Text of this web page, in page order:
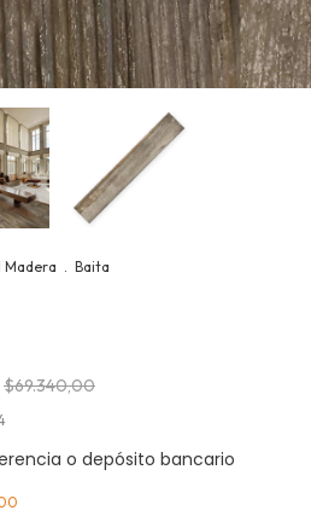
Madera . Baita
$69.340,00
o depósito bancario